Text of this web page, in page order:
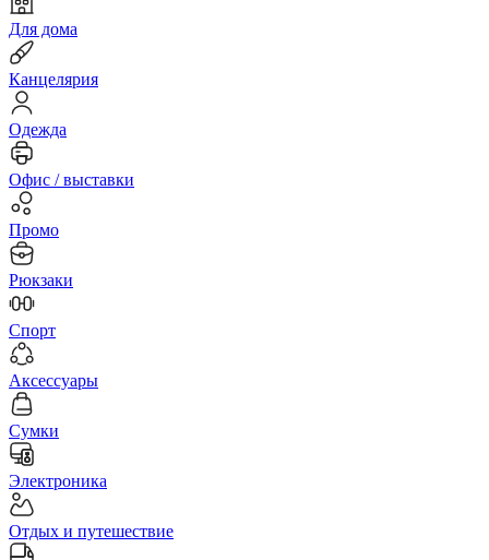
Для дома
Канцелярия
Одежда
Офис / выставки
Промо
Рюкзаки
Спорт
Аксессуары
Сумки
Электроника
Отдых и путешествие